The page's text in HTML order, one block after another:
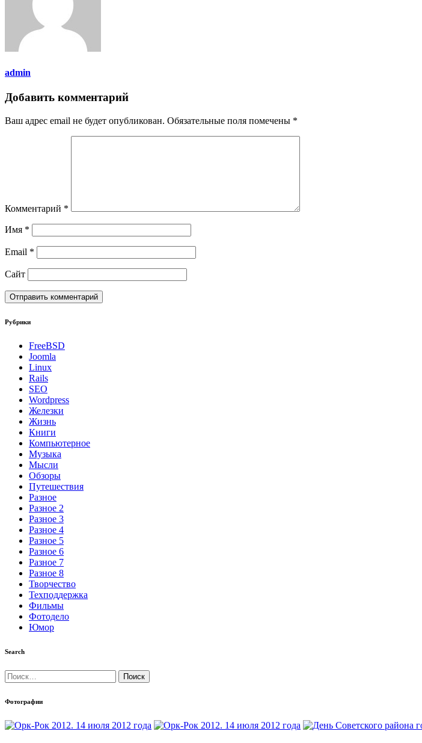
admin
Добавить комментарий
Ваш адрес email не будет опубликован. Обязательные поля помечены *
Комментарий *
Имя *
Email *
Сайт
Рубрики
FreeBSD
Joomla
Linux
Rails
SEO
Wordpress
Железки
Жизнь
Книги
Компьютерное
Музыка
Мысли
Обзоры
Путешествия
Разное
Разное 2
Разное 3
Разное 4
Разное 5
Разное 6
Разное 7
Разное 8
Творчество
Техподдержка
Фильмы
Фотодело
Юмор
Search
Найти:
Фотографии